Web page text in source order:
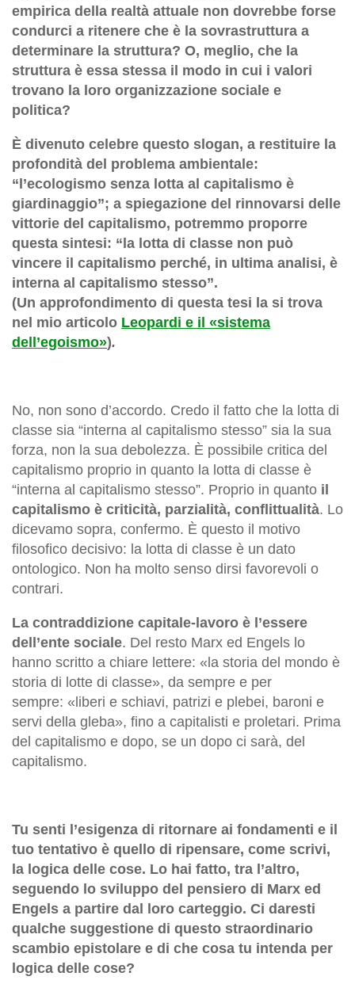
empirica della realtà attuale non dovrebbe forse
condurci a ritenere che è la sovrastruttura a
determinare la struttura? O, meglio, che la
struttura è essa stessa il modo in cui i valori
trovano la loro organizzazione sociale e
politica?
È divenuto celebre questo slogan, a restituire la
profondità del problema ambientale:
“l’ecologismo senza lotta al capitalismo è
giardinaggio”; a spiegazione del rinnovarsi delle
vittorie del capitalismo, potremmo proporre
questa sintesi: “la lotta di classe non può
vincere il capitalismo perché, in ultima analisi, è
interna al capitalismo stesso”.
(Un approfondimento di questa tesi la si trova
nel mio articolo Leopardi e il «sistema
dell’egoismo»).
No, non sono d’accordo. Credo il fatto che la lotta di
classe sia “interna al capitalismo stesso” sia la sua
forza, non la sua debolezza. È possibile critica del
capitalismo proprio in quanto la lotta di classe è
“interna al capitalismo stesso”. Proprio in quanto il
capitalismo è criticità, parzialità, conflittualità. Lo
dicevamo sopra, confermo. È questo il motivo
filosofico decisivo: la lotta di classe è un dato
ontologico. Non ha molto senso dirsi favorevoli o
contrari.
La contraddizione capitale-lavoro è l’essere
dell’ente sociale. Del resto Marx ed Engels lo
hanno scritto a chiare lettere: «la storia del mondo è
storia di lotte di classe», da sempre e per
sempre: «liberi e schiavi, patrizi e plebei, baroni e
servi della gleba», fino a capitalisti e proletari. Prima
del capitalismo e dopo, se un dopo ci sarà, del
capitalismo.
Tu senti l’esigenza di ritornare ai fondamenti e il
tuo tentativo è quello di ripensare, come scrivi,
la logica delle cose. Lo hai fatto, tra l’altro,
seguendo lo sviluppo del pensiero di Marx ed
Engels a partire dal loro carteggio. Ci daresti
qualche suggestione di questo straordinario
scambio epistolare e di che cosa tu intenda per
logica delle cose?